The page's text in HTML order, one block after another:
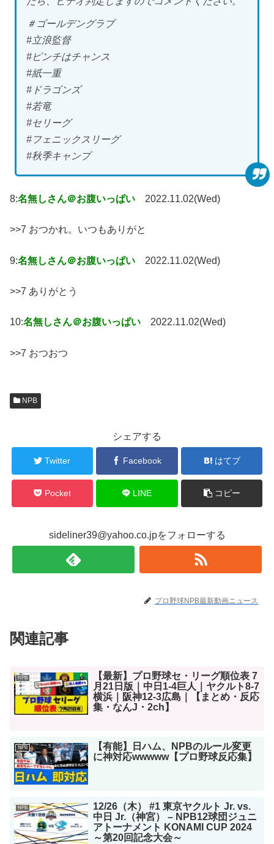
＃ゴールデングラブ
#立浪監督
#ピンチはチャンス
#紙一重
#ドラゴンズ
#若竜
#セリーグ
#フェニックスリーグ
#秋季キャンプ
8:名無しさん＠お腹いっぱい 2022.11.02(Wed)
>>7 おつかれ。いつもありがと
9:名無しさん＠お腹いっぱい 2022.11.02(Wed)
>>7 ありがとう
10:名無しさん＠お腹いっぱい 2022.11.02(Wed)
>>7 おつおつ
NPB
シェアする
Twitter Facebook はてブ
Pocket LINE コピー
sideliner39@yahoo.co.jpをフォローする
プロ野球NPB最新動画ニュース
関連記事
NPB
【最新】プロ野球セ・リーグ順位表 7
月21日版｜中日1-4巨人｜ヤクルト8-7
横浜｜阪神12-3広島｜【まとめ・反応
集・なんJ・2ch】
NPB
【有能】日ハム、NPBのルール変更
に神対応wwwww【プロ野球反応集】
NPB
12/26（木） #1 東京ヤクルト Jr. vs.
中日 Jr.（神宮） – NPB12球団ジュニ
アトーナメント KONAMI CUP 2024
～第20回記念大会～